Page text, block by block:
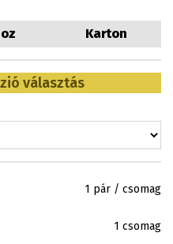
Karton
választás
1 pár / csomag
1 csomag